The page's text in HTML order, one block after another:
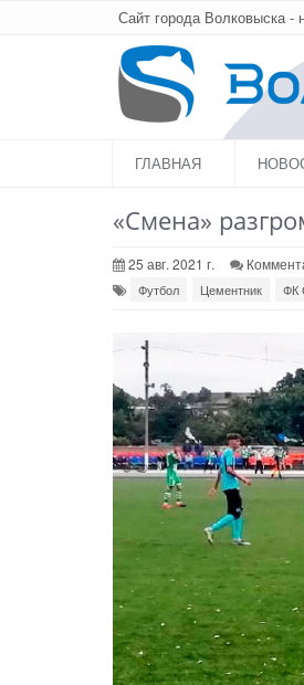
Сайт города Волковыска -
ГЛАВНАЯ
«Смена»
25 авг. 2021 г.
Футбол Цементник ФК